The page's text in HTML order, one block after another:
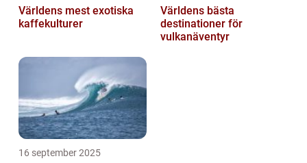
Världens mest exotiska
kaffekulturer
Världens bästa
destinationer för
vulkanäventyr
16 september 2025